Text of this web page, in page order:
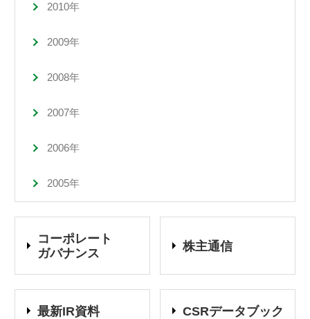
2010年
2009年
2008年
2007年
2006年
2005年
コーポレート
ガバナンス
株主通信
最新IR資料 CSRデータブック